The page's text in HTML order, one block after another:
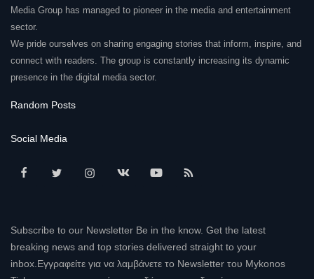
Media Group has managed to pioneer in the media and entertainment
sector.
We pride ourselves on sharing engaging stories that inform, inspire, and
connect with readers. The group is constantly increasing its dynamic
presence in the digital media sector.
Random Posts
Social Media
Subscribe to our Newsletter Be in the know. Get the latest
breaking news and top stories delivered straight to your
inbox.Εγγραφείτε για να λαμβάνετε το Newsletter του Mykonos